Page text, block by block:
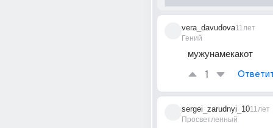
vera_davudova
Гений
11лет
мужунамекакот
1
sergei_zarudnyi_10
Просветленный
11лет